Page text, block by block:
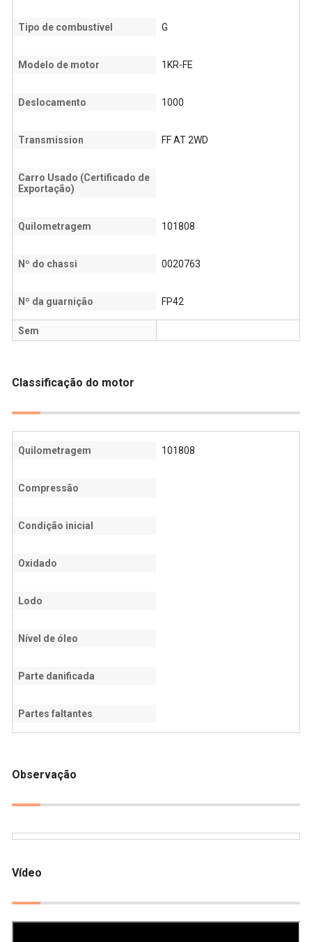
Tipo de combustível G
Modelo de motor 1KR-FE
Deslocamento 1000
Transmission FF AT 2WD
Carro Usado (Certificado de
Exportação)
Quilometragem 101808
Nº do chassi 0020763
Nº da guarnição FP42
Sem
Classificação do motor
Quilometragem 101808
Compressão
Condição inicial
Oxidado
Lodo
Nível de óleo
Parte danificada
Partes faltantes
Observação
Vídeo